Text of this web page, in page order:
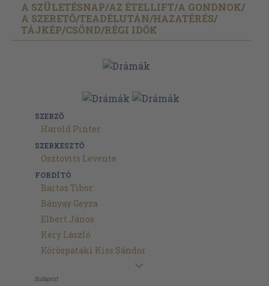
A SZÜLETÉSNAP/AZ ÉTELLIFT/A GONDNOK/
A SZERETŐ/TEADÉLUTÁN/HAZATÉRÉS/
TÁJKÉP/CSÖND/RÉGI IDŐK
SZERZŐ
Harold Pinter
SZERKESZTŐ
Osztovits Levente
FORDÍTÓ
Bartos Tibor
Bányay Geyza
Elbert János
Kéry László
Köröspataki Kiss Sándor
Budapest